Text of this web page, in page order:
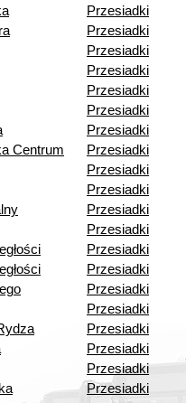
Przesiadki
Przesiadki
Przesiadki
Przesiadki
Przesiadki
Przesiadki
Przesiadki
Centrum
Przesiadki
Przesiadki
Przesiadki
Przesiadki
Przesiadki
Przesiadki
Przesiadki
Przesiadki
Przesiadki
Przesiadki
Przesiadki
Przesiadki
Przesiadki